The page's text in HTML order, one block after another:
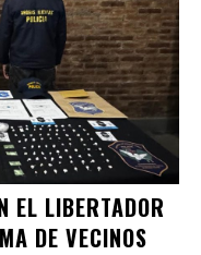
EL LIBERTADOR
DE VECINOS